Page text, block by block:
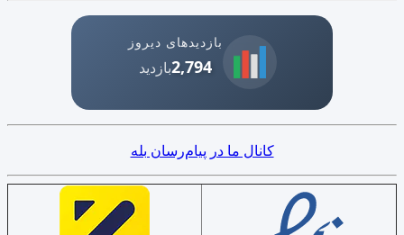
بازدیدهای دیروز
2,794بازدید
کانال ما در پیام‌رسان بله